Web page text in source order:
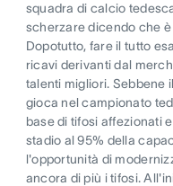
squadra di calcio
scherzare dicendo che
Dopotutto, fare il tutto
ricavi derivanti dal
talenti migliori. Sebbene
gioca nel campionato
base di tifosi affezionati
stadio al 95% della
l'opportunità di
ancora di più i tifosi.